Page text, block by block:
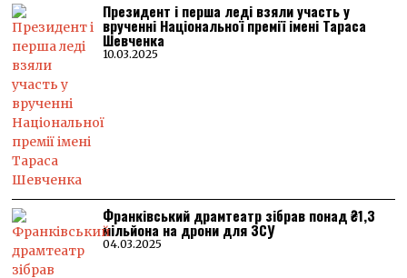
Президент і перша леді взяли участь у
врученні Національної премії імені Тараса
Шевченка
10.03.2025
Франківський драмтеатр зібрав понад ₴1,3
мільйона на дрони для ЗСУ
04.03.2025